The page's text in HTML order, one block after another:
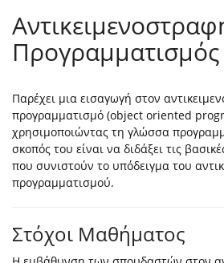
Προγραμματισμός
Παρέχει μια εισαγωγή στον
προγραμματισμό (object oriented
χρησιμοποιώντας τη γλώσσα
σκοπός του είναι να διδάξει τις
που συνιστούν το υπόδειγμα του
προγραμματισμού.
Στόχοι Μαθήματος